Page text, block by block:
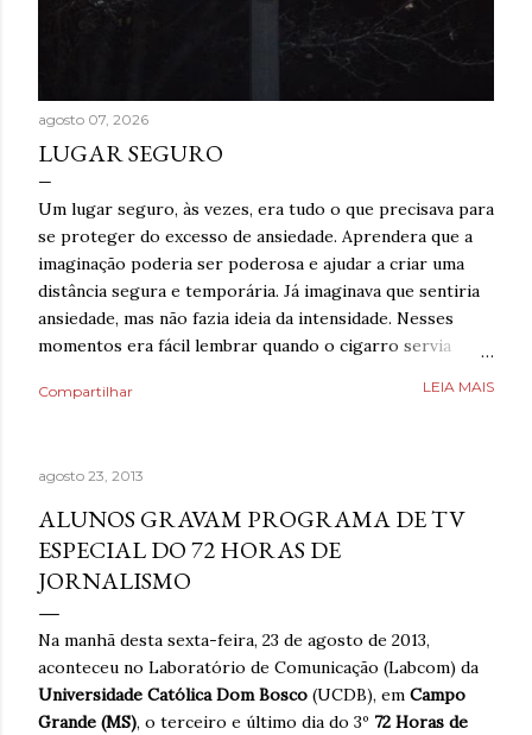
agosto 07, 2026
LUGAR SEGURO
Um lugar seguro, às vezes, era tudo o que precisava para
se proteger do excesso de ansiedade. Aprendera que a
imaginação poderia ser poderosa e ajudar a criar uma
distância segura e temporária. Já imaginava que sentiria
ansiedade, mas não fazia ideia da intensidade. Nesses
momentos era fácil lembrar quando o cigarro servia
aprender a lidar com isso livre de nicotina. Caminhar,
para se distrair. Existia um limite de quanto era possível
diminuir a ansiedade, mas cada pequena coisa fazia toda
ninguém. Então, temporariamente se imaginar em um
lugar seguro poderia fazer toda diferença. Era algo que
muita gente já fazia de forma intuitiva, mas que ao
reaprender ganha um novo significado. Após dias sem
escrever, estava sentindo falta de brincar com as
palavras. A verdade é qu...
Compartilhar LEIA MAIS
agosto 23, 2013
ALUNOS GRAVAM PROGRAMA DE TV
ESPECIAL DO 72 HORAS DE
JORNALISMO
Na manhã desta sexta-feira, 23 de agosto de 2013,
aconteceu no Laboratório de Comunicação (Labcom) da
Universidade Católica Dom Bosco (UCDB), em Campo
Grande (MS), o terceiro e último dia do 3º 72 Horas de